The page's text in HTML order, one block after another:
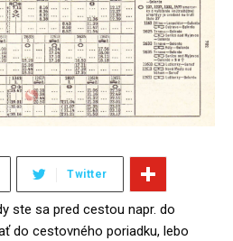
Twitter
ste sa pred cestou napr. do
do cestovného poriadku, lebo